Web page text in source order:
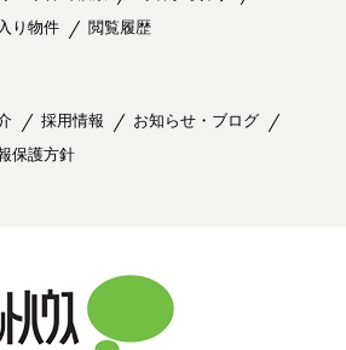
り物件 閲覧履歴
採用情報
お知らせ・ブログ
保護方針